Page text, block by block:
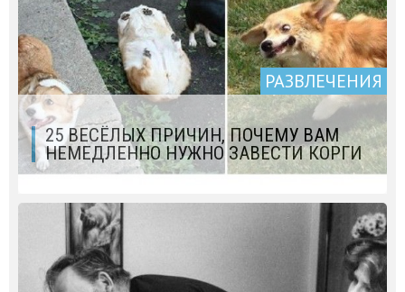
РАЗВЛЕЧЕНИЯ
25 ВЕСЁЛЫХ ПРИЧИН, ПОЧЕМУ ВАМ
НЕМЕДЛЕННО НУЖНО ЗАВЕСТИ КОРГИ